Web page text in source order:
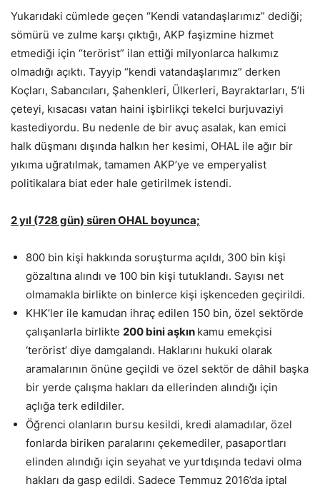
Yukarıdaki cümlede geçen “Kendi vatandaşlarımız” dediği;
sömürü ve zulme karşı çıktığı, AKP faşizmine hizmet
etmediği için “terörist” ilan ettiği milyonlarca halkımız
olmadığı açıktı. Tayyip “kendi vatandaşlarımız” derken
Koçları, Sabancıları, Şahenkleri, Ülkerleri, Bayraktarları, 5’li
çeteyi, kısacası vatan haini işbirlikçi tekelci burjuvaziyi
kastediyordu. Bu nedenle de bir avuç asalak, kan emici
halk düşmanı dışında halkın her kesimi, OHAL ile ağır bir
yıkıma uğratılmak, tamamen AKP’ye ve emperyalist
politikalara biat eder hale getirilmek istendi.
2 yıl (728 gün) süren OHAL boyunca;
800 bin kişi hakkında soruşturma açıldı, 300 bin kişi
gözaltına alındı ve 100 bin kişi tutuklandı. Sayısı net
olmamakla birlikte on binlerce kişi işkenceden geçirildi.
KHK’ler ile kamudan ihraç edilen 150 bin, özel sektörde
çalışanlarla birlikte 200 bini aşkın kamu emekçisi
‘terörist’ diye damgalandı. Haklarını hukuki olarak
aramalarının önüne geçildi ve özel sektör de dâhil başka
bir yerde çalışma hakları da ellerinden alındığı için
açlığa terk edildiler.
Öğrenci olanların bursu kesildi, kredi alamadılar, özel
fonlarda biriken paralarını çekemediler, pasaportları
elinden alındığı için seyahat ve yurtdışında tedavi olma
hakları da gasp edildi. Sadece Temmuz 2016’da iptal